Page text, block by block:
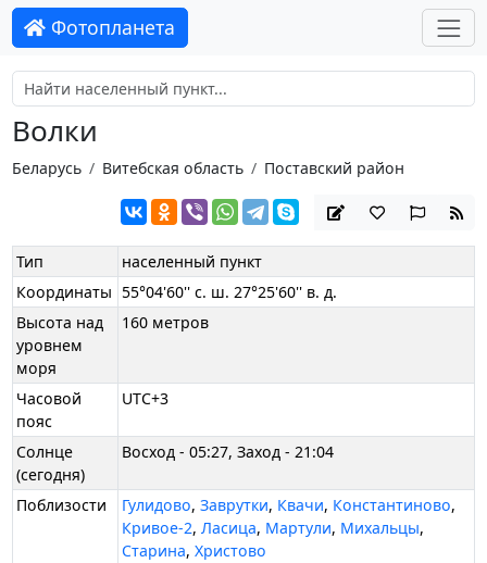
Фотопланета
Волки
Беларусь Витебская область Поставский район
Тип
населенный пункт
Координаты 55°04'60'' с. ш. 27°25'60'' в. д.
Высота над
уровнем
моря
160 метров
Часовой
пояс
UTC+3
Солнце
(сегодня)
Восход - 05:27, Заход - 21:04
Поблизости Гулидово,Заврутки, Квачи, Константиново,
Кривое-2,Ласица, Мартули, Михальцы,
Старина,Христово